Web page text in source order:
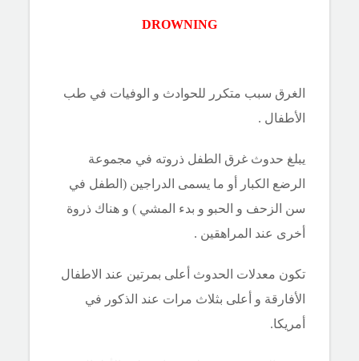
DROWNING
الغرق سبب متكرر للحوادث و الوفيات في طب
الأطفال .
يبلغ حدوث غرق الطفل ذروته في مجموعة
الرضع الكبار أو ما يسمى الدراجين (الطفل في
سن الزحف و الحبو و بدء المشي ) و هناك ذروة
أخرى عند المراهقين .
تكون معدلات الحدوث أعلى بمرتين عند الاطفال
الأفارقة و أعلى بثلاث مرات عند الذكور في
أمريكا.